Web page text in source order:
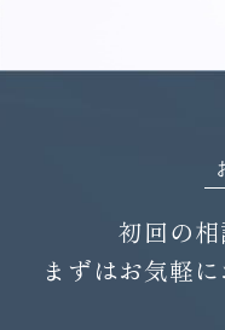
初回の相
まずはお気軽